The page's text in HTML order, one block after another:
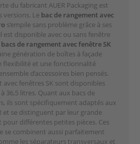
du fabricant AUER Packaging est
versions. Le bac de rangement avec
s’empile sans problème grâce à ses
est disponible avec ou sans fenêtre
bacs de rangement avec fenêtre SK
génération de boîtes à façade
flexibilité et une fonctionnalité
d’accessoires bien pensés.
avec fenêtres SK sont disponibles
36,5 litres. Quant aux bacs de
ils sont spécifiquement adaptés aux
et se distinguent par leur grande
différentes petites pièces. Ces
se combinent aussi parfaitement
les séparateurs transversaux et